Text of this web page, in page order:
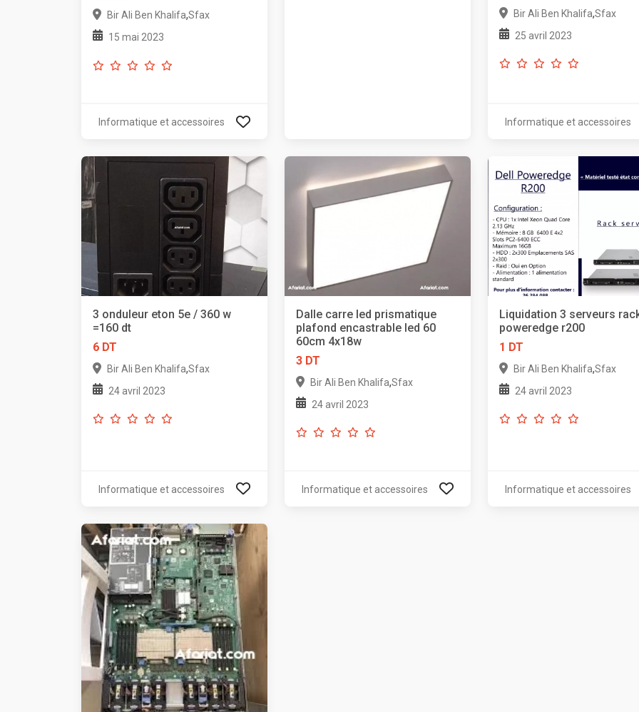
Bir Ali Ben Khalifa,Sfax
15 mai 2023
Informatique et accessoires
Bir Ali Ben Khalifa,Sfax
25 avril 2023
Informatique et accessoires
3 onduleur eton 5e / 360 w
=160 dt
6 DT
Bir Ali Ben Khalifa,Sfax
24 avril 2023
Informatique et accessoires
Dalle carre led prismatique
plafond encastrable led 60
60cm 4x18w
3 DT
Bir Ali Ben Khalifa,Sfax
24 avril 2023
Informatique et accessoires
Liquidation 3 serveurs
poweredge r200
1 DT
Bir Ali Ben Khalifa,Sfax
24 avril 2023
Informatique et accessoires